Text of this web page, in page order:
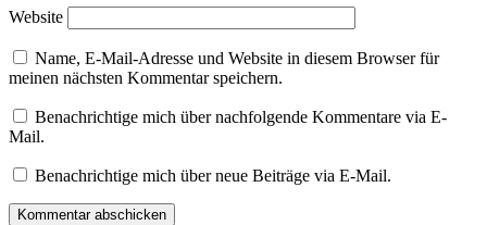
Website
Name, E-Mail-Adresse und Website in diesem Browser für
meinen nächsten Kommentar speichern.
Benachrichtige mich über nachfolgende Kommentare via E-
Mail.
Benachrichtige mich über neue Beiträge via E-Mail.